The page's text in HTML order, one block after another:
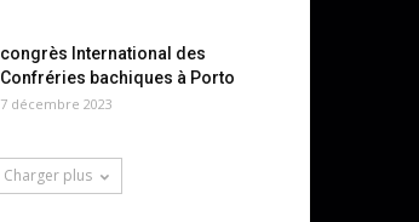
congrès International des
Confréries bachiques à Porto
7 décembre 2023
Charger plus